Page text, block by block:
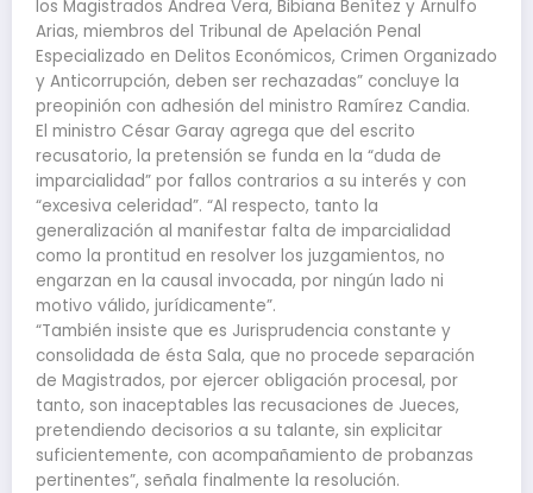
los Magistrados Andrea Vera, Bibiana Benítez y Arnulfo
Arias, miembros del Tribunal de Apelación Penal
Especializado en Delitos Económicos, Crimen Organizado
y Anticorrupción, deben ser rechazadas” concluye la
preopinión con adhesión del ministro Ramírez Candia.
El ministro César Garay agrega que del escrito
recusatorio, la pretensión se funda en la “duda de
imparcialidad” por fallos contrarios a su interés y con
“excesiva celeridad”. “Al respecto, tanto la
generalización al manifestar falta de imparcialidad
como la prontitud en resolver los juzgamientos, no
engarzan en la causal invocada, por ningún lado ni
motivo válido, jurídicamente”.
“También insiste que es Jurisprudencia constante y
consolidada de ésta Sala, que no procede separación
de Magistrados, por ejercer obligación procesal, por
tanto, son inaceptables las recusaciones de Jueces,
pretendiendo decisorios a su talante, sin explicitar
suficientemente, con acompañamiento de probanzas
pertinentes”, señala finalmente la resolución.